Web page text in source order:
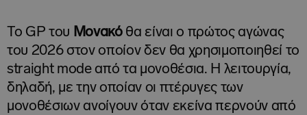
Το GP του Μονακόθα είναι ο πρώτος αγώνας
του 2026 στον οποίον δεν θα χρησιμοποιηθεί το
straight mode από τα μονοθέσια. Η λειτουργία,
δηλαδή, με την οποίαν οι πτέρυγες των
μονοθέσιων ανοίγουν όταν εκείνα περνούν από